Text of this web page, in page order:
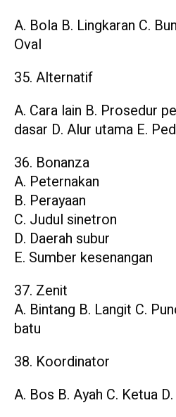
A. Bola B. Lingkaran C.
Oval
35. Alternatif
A. Cara lain B. Prosedur
dasar D. Alur utama E.
36. Bonanza
A. Peternakan
B. Perayaan
C. Judul sinetron
D. Daerah subur
E. Sumber kesenangan
37. Zenit
A. Bintang B. Langit C.
batu
38. Koordinator
A. Bos B. Ayah C. Ketua